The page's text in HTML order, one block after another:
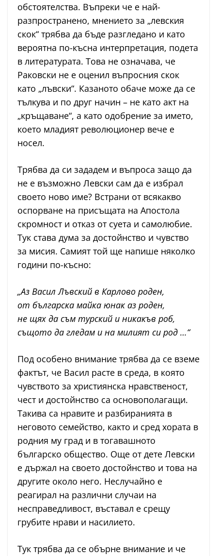
обстоятелства. Въпреки че е най-
разпространено, мнението за „левския
скок“ трябва да бъде разгледано и като
вероятна по-късна интерпретация, подета
в литературата. Това не означава, че
Раковски не е оценил въпросния скок
като „лъвски“. Казаното обаче може да се
тълкува и по друг начин – не като акт на
„кръщаване“, а като одобрение за името,
което младият революционер вече е
носел.
Трябва да си зададем и въпроса защо да
не е възможно Левски сам да е избрал
своето ново име? Встрани от всякакво
оспорване на присъщата на Апостола
скромност и отказ от суета и самолюбие.
Тук става дума за достойнство и чувство
за мисия. Самият той ще напише няколко
години по-късно:
„Аз Васил Лъвский в Карлово роден,
от българска майка юнак аз роден,
не щях да съм турский и никакъв роб,
същото да гледам и на милият си род …“
Под особено внимание трябва да се вземе
фактът, че Васил расте в среда, в която
чувството за християнска нравственост,
чест и достойнство са основополагащи.
Такива са нравите и разбиранията в
неговото семейство, както и сред хората в
родния му град и в тогавашното
българско общество. Още от дете Левски
е държал на своето достойнство и това на
другите около него. Неслучайно е
реагирал на различни случаи на
несправедливост, въставал е срещу
грубите нрави и насилието.
Тук трябва да се обърне внимание и че